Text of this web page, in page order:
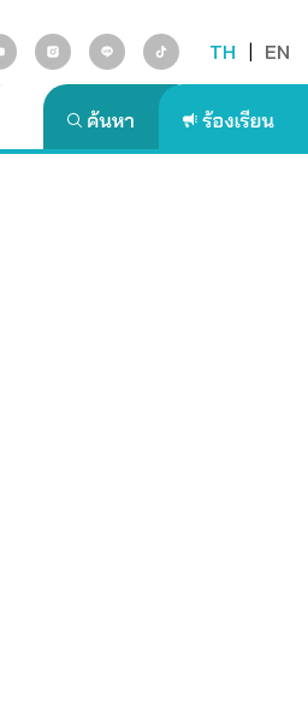
TH | EN